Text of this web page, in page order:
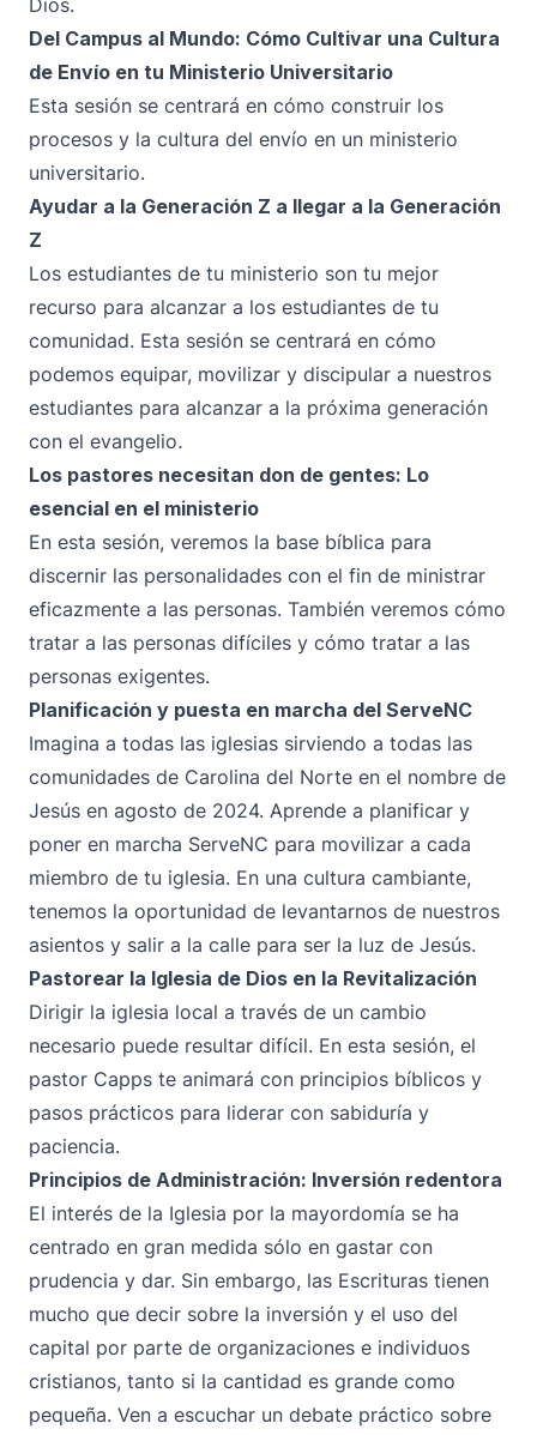
Dios.
Del Campus al Mundo: Cómo Cultivar una Cultura
de Envío en tu Ministerio Universitario
Esta sesión se centrará en cómo construir los
procesos y la cultura del envío en un ministerio
universitario.
Ayudar a la Generación Z a llegar a la Generación
Z
Los estudiantes de tu ministerio son tu mejor
recurso para alcanzar a los estudiantes de tu
comunidad. Esta sesión se centrará en cómo
podemos equipar, movilizar y discipular a nuestros
estudiantes para alcanzar a la próxima generación
con el evangelio.
Los pastores necesitan don de gentes: Lo
esencial en el ministerio
En esta sesión, veremos la base bíblica para
discernir las personalidades con el fin de ministrar
eficazmente a las personas. También veremos cómo
tratar a las personas difíciles y cómo tratar a las
personas exigentes.
Planificación y puesta en marcha del ServeNC
Imagina a todas las iglesias sirviendo a todas las
comunidades de Carolina del Norte en el nombre de
Jesús en agosto de 2024. Aprende a planificar y
poner en marcha ServeNC para movilizar a cada
miembro de tu iglesia. En una cultura cambiante,
tenemos la oportunidad de levantarnos de nuestros
asientos y salir a la calle para ser la luz de Jesús.
Pastorear la Iglesia de Dios en la Revitalización
Dirigir la iglesia local a través de un cambio
necesario puede resultar difícil. En esta sesión, el
pastor Capps te animará con principios bíblicos y
pasos prácticos para liderar con sabiduría y
paciencia.
Principios de Administración: Inversión redentora
El interés de la Iglesia por la mayordomía se ha
centrado en gran medida sólo en gastar con
prudencia y dar. Sin embargo, las Escrituras tienen
mucho que decir sobre la inversión y el uso del
capital por parte de organizaciones e individuos
cristianos, tanto si la cantidad es grande como
pequeña. Ven a escuchar un debate práctico sobre